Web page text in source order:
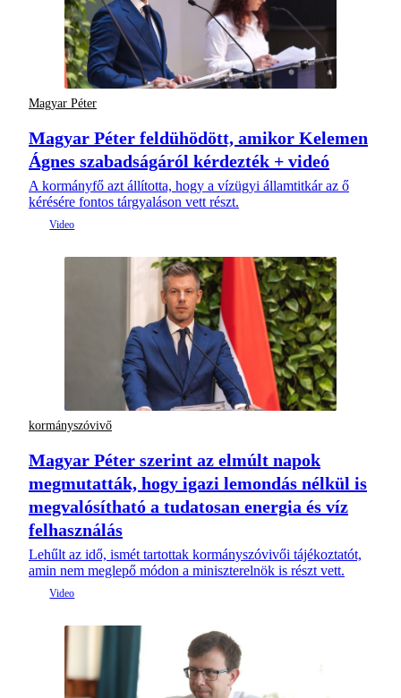
Magyar Péter
Magyar Péter feldühödött, amikor Kelemen
Ágnes szabadságáról kérdezték + videó
A kormányfő azt állította, hogy a vízügyi államtitkár az ő
kérésére fontos tárgyaláson vett részt.
kormányszóvivő
Magyar Péter szerint az elmúlt napok
megmutatták, hogy igazi lemondás nélkül is
megvalósítható a tudatosan energia és víz
felhasználás
Lehűlt az idő, ismét tartottak kormányszóvivői tájékoztatót,
amin nem meglepő módon a miniszterelnök is részt vett.